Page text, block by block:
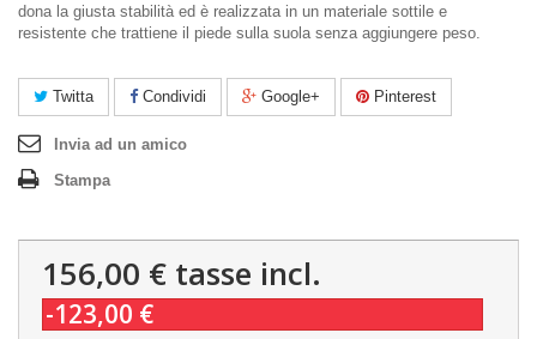
dona la giusta stabilità ed è realizzata in un materiale sottile e
resistente che trattiene il piede sulla suola senza aggiungere peso.
Twitta Condividi Google+ Pinterest
Invia ad un amico
Stampa
156,00 € tasse incl.
-123,00 €